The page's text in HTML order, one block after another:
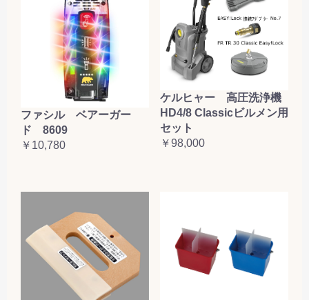
ファシル ベアーガー
ド 8609
￥10,780
ケルヒャー 高圧洗浄機
HD4/8 Classicビルメン用
セット
￥98,000